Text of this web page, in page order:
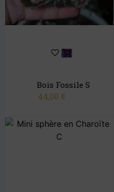
Bois Fossile S
44,00 €